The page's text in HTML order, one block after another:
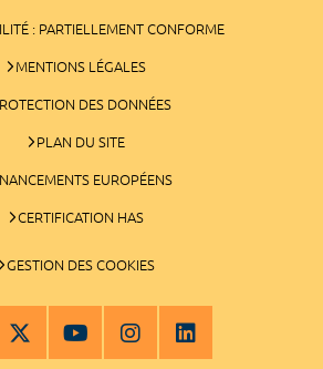
: PARTIELLEMENT CONFORME
MENTIONS LÉGALES
DES DONNÉES
PLAN DU SITE
EUROPÉENS
CERTIFICATION HAS
GESTION DES COOKIES